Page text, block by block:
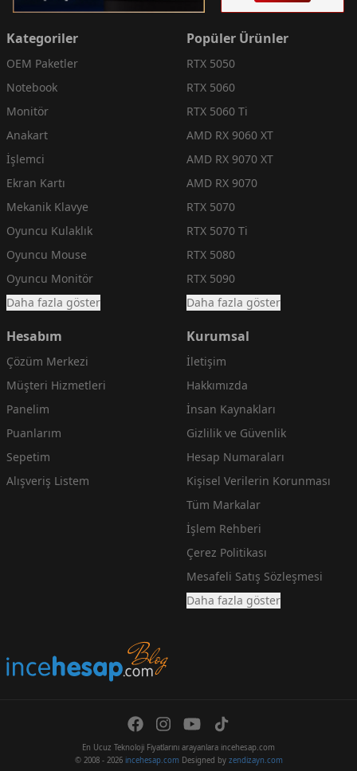
Kategoriler
OEM Paketler
Notebook
Monitör
Anakart
İşlemci
Ekran Kartı
Mekanik Klavye
Oyuncu Kulaklık
Oyuncu Mouse
Oyuncu Monitör
Daha fazla göster
Popüler Ürünler
RTX 5050
RTX 5060
RTX 5060 Ti
AMD RX 9060 XT
AMD RX 9070 XT
AMD RX 9070
RTX 5070
RTX 5070 Ti
RTX 5080
RTX 5090
Daha fazla göster
Hesabım
Çözüm Merkezi
Müşteri Hizmetleri
Panelim
Puanlarım
Sepetim
Alışveriş Listem
Kurumsal
İletişim
Hakkımızda
İnsan Kaynakları
Gizlilik ve Güvenlik
Hesap Numaraları
Kişisel Verilerin Korunması
Tüm Markalar
İşlem Rehberi
Çerez Politikası
Mesafeli Satış Sözleşmesi
Daha fazla göster
En Ucuz Teknoloji Fiyatlarını arayanlara incehesap.com
© 2008 - 2026 incehesap.comDesigned by zendizayn.com